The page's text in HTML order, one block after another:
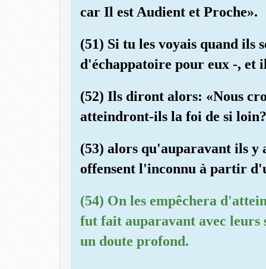
car Il est Audient et Proche».
(51) Si tu les voyais quand ils
d'échappatoire pour eux -, et
(52) Ils diront alors: «Nous
atteindront-ils la foi de si loin?
(53) alors qu'auparavant ils y
offensent l'inconnu à partir
(54) On les empêchera
fut fait auparavant avec leurs
un doute profond.